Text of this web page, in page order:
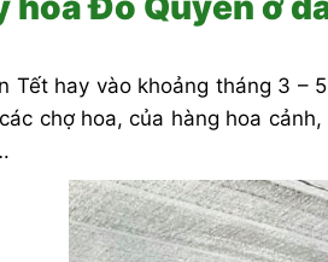
Tết hay vào khoảng tháng 3 –
chợ hoa, của hàng hoa